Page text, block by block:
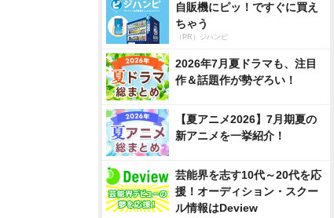
自販機にピッ！ですぐに買え
ちゃう
（PR）ジハンピ
2026年7月夏ドラマも、注目
作＆話題作が勢ぞろい！
【夏アニメ2026】7月期夏の
新アニメを一挙紹介！
芸能界を志す10代～20代を応
援！オーディション・スクー
ル情報はDeview